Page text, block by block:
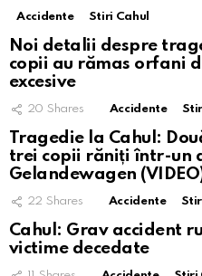
Accidente Stiri Cahul
Noi detalii despre
copii au rămas orfani
excesive
20 Shares Accidente
Tragedie la Cahul:
trei copii răniți într-un
Gelandewagen
22 Shares Accidente
Cahul: Grav accident
victime decedate